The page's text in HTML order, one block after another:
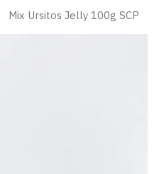
Mix Ursitos Jelly 100g SCP